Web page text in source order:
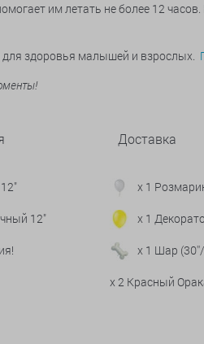
им летать не более 12
здоровья малышей и взрослых.
Доставка
x 1
12" x 1
x 1 Шар
x 2 Красный